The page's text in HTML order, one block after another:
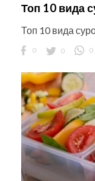
Топ 10 вида
Топ 10 вида
0 0 0